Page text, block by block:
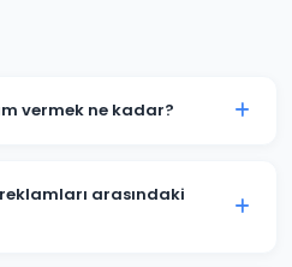
vermek ne kadar?
işletmeniz için
bütçelerle etkili
arasındaki